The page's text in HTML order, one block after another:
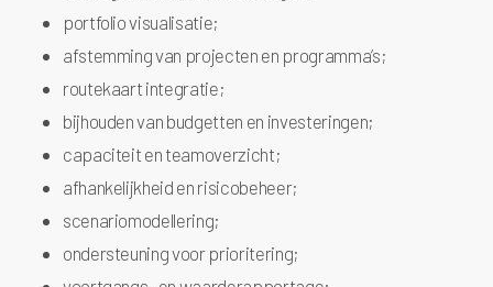
portfolio visualisatie;
afstemming van projecten en programma’s;
routekaart integratie;
bijhouden van budgetten en investeringen;
capaciteit en teamoverzicht;
afhankelijkheid en risicobeheer;
scenariomodellering;
ondersteuning voor prioritering;